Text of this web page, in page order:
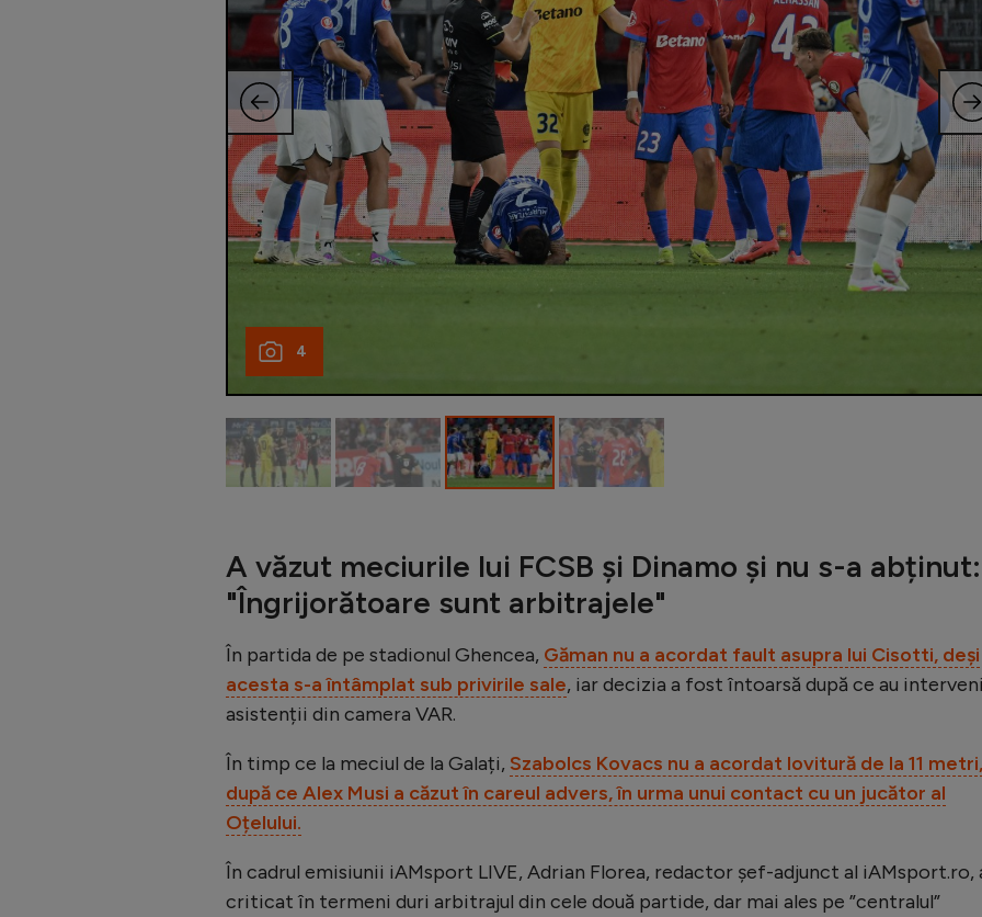
4
A văzut meciurile lui FCSB și Dinamo și nu s-a abținut:
"Îngrijorătoare sunt arbitrajele"
În partida de pe stadionul Ghencea, Găman nu a acordat fault asupra lui Cisotti, deși
acesta s-a întâmplat sub privirile sale, iar decizia a fost întoarsă după ce au
asistenții din camera VAR.
În timp ce la meciul de la Galați, Szabolcs Kovacs nu a acordat lovitură de la 11 metri,
după ce Alex Musi a căzut în careul advers, în urma unui contact cu un jucător al
Oțelului.
În cadrul emisiunii iAMsport LIVE, Adrian Florea, redactor șef-adjunct al iAMsport.ro,
criticat în termeni duri arbitrajul din cele două partide, dar mai ales pe ”centralul”